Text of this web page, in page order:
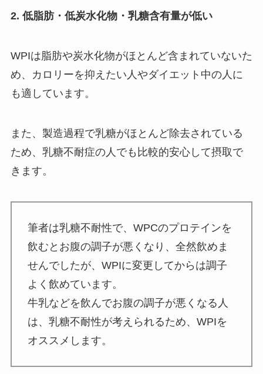
2. 低脂肪・低炭水化物・乳糖含有量が低い
WPIは脂肪や炭水化物がほとんど含まれていないた
め、カロリーを抑えたい人やダイエット中の人に
も適しています。
また、製造過程で乳糖がほとんど除去されている
ため、乳糖不耐症の人でも比較的安心して摂取で
きます。
筆者は乳糖不耐性で、WPCのプロテインを
飲むとお腹の調子が悪くなり、全然飲めま
せんでしたが、WPIに変更してからは調子
よく飲めています。
牛乳などを飲んでお腹の調子が悪くなる人
は、乳糖不耐性が考えられるため、WPIを
オススメします。